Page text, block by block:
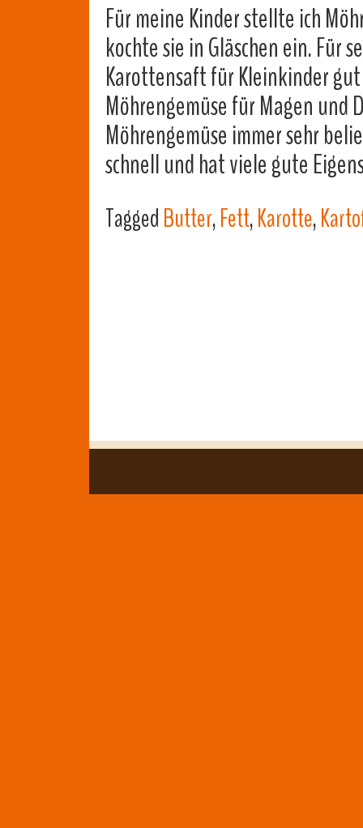
Für meine Kinder stellte ich
kochte sie in Gläschen ein. Für
Karottensaft für Kleinkinder
Möhrengemüse für Magen und
Möhrengemüse immer sehr
schnell und hat viele gute
TaggedButter,Fett,Karotte,